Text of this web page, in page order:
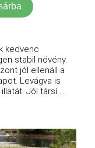
kedvenc
stabil növény.
jól ellenáll a
Levágva is
Jól társí ...